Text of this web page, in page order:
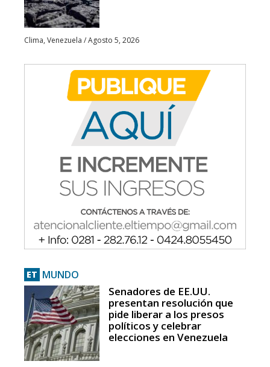
Clima, Venezuela /Agosto 5, 2026
ET MUNDO
Senadores de EE.UU.
presentan resolución que
pide liberar a los presos
políticos y celebrar
elecciones en Venezuela